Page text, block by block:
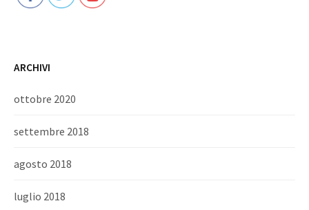
ARCHIVI
ottobre 2020
settembre 2018
agosto 2018
luglio 2018